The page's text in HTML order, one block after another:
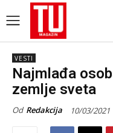
VESTI
Najmlađa
zemlje sveta
Od Redakcija 10/03/2021